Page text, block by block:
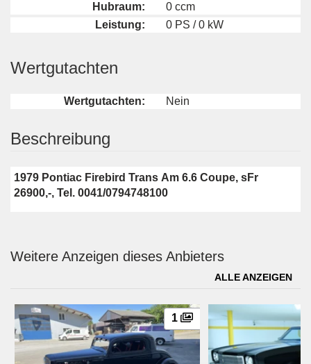
Hubraum:
0 ccm
Leistung:
0 PS / 0 kW
Wertgutachten
Wertgutachten: Nein
Beschreibung
1979 Pontiac Firebird Trans Am 6.6 Coupe, sFr
26900,-, Tel. 0041/0794748100
Weitere Anzeigen dieses Anbieters
ALLE ANZEIGEN
1